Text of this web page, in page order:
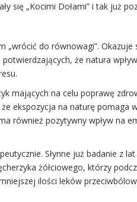
się „Kocimi Dołami” i tak już
do równowagi”.
że natura
mających na celu poprawę
ekspozycja na naturę pomaga
również pozytywny wpływ na
Słynne już badanie z
żółciowego, którzy
ilości leków